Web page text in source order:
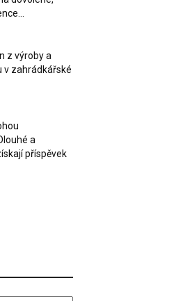
z výroby a
v zahrádkářské
a
příspěvek